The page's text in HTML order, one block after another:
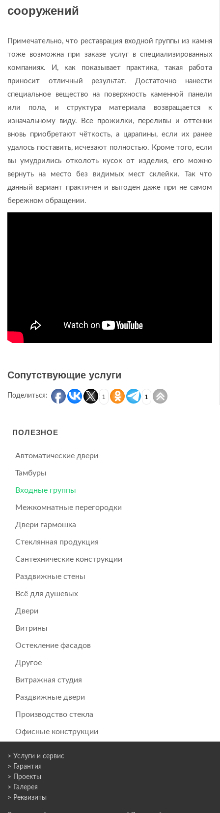
сооружений
Примечательно, что реставрация входной группы из камня
тоже возможна при заказе услуг в специализированных
компаниях. И, как показывает практика, такая работа
приносит отличный результат. Достаточно нанести
специальное вещество на поверхность каменной панели
или пола, и структура материала возвращается к
изначальному виду. Все прожилки, переливы и оттенки
вновь приобретают чёткость, а царапины, если их ранее
удалось поставить, исчезают полностью. Кроме того, если
вы умудрились отколоть кусок от изделия, его можно
вернуть на место без видимых мест склейки. Так что
данный вариант практичен и выгоден даже при не самом
бережном обращении.
Сопутствующие услуги
Поделиться: 1 1
ПОЛЕЗНОЕ
Автоматические двери
Тамбуры
Входные группы
Межкомнатные перегородки
Двери гармошка
Стеклянная продукция
Сантехнические конструкции
Раздвижные стены
Всё для душевых
Двери
Витрины
Остекление фасадов
Другое
Витражная студия
Раздвижные двери
Производство стекла
Офисные конструкции
> Услуги и сервис
> Гарантия
> Проекты
> Галерея
> Реквизиты